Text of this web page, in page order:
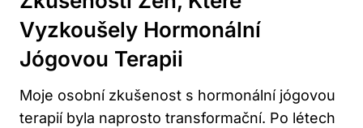
Vyzkoušely Hormonální
Jógovou Terapii
Moje osobní zkušenost s hormonální jógovou
terapií byla naprosto transformační. Po létech